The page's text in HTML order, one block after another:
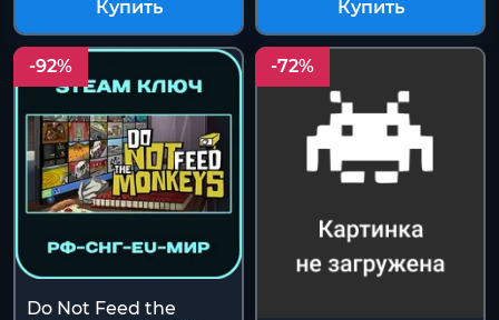
Купить Купить
-92%
Do Not Feed the
-72%